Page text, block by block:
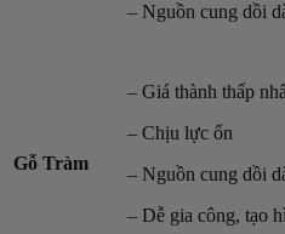
– Nguồn cung dồi
Gỗ Tràm
– Giá thành thấp
– Chịu lực ổn
– Nguồn cung dồi
– Dễ gia công, tạo